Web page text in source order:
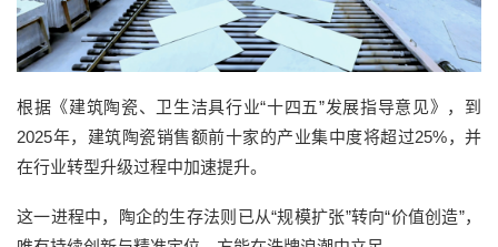
根据《建筑陶瓷、卫生洁具行业“十四五”发展指导意见》，到
2025年，建筑陶瓷销售额前十家的产业集中度将超过25%，并
在行业转型升级过程中加速提升。
这一进程中，陶企的生存法则已从“规模扩张”转向“价值创造”，